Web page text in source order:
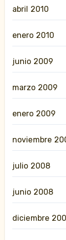
abril 2010
enero 2010
junio 2009
marzo 2009
enero 2009
noviembre
julio 2008
junio 2008
diciembre